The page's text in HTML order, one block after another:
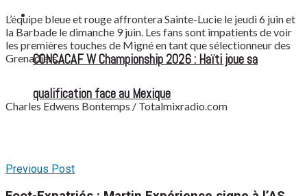
FOOTBALL FÉMININ
CONCACAF W Championship 2026 : Haïti joue sa
qualification face au Mexique
L’équipe bleue et rouge affrontera Sainte-Lucie le jeudi 6 juin et
la Barbade le dimanche 9 juin. Les fans sont impatients de voir
les premières touches de Migné en tant que sélectionneur des
Grenadiers.
Charles Edwens Bontemps / Totalmixradio.com
Previous Post